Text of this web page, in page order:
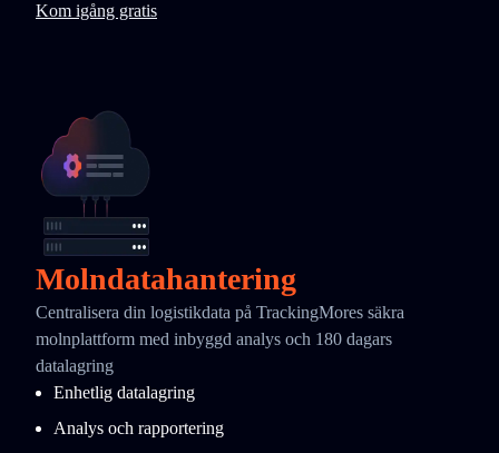
Kom igång gratis
Molndatahantering
Centralisera din logistikdata på TrackingMores säkra
molnplattform med inbyggd analys och 180 dagars
datalagring
Enhetlig datalagring
Analys och rapportering